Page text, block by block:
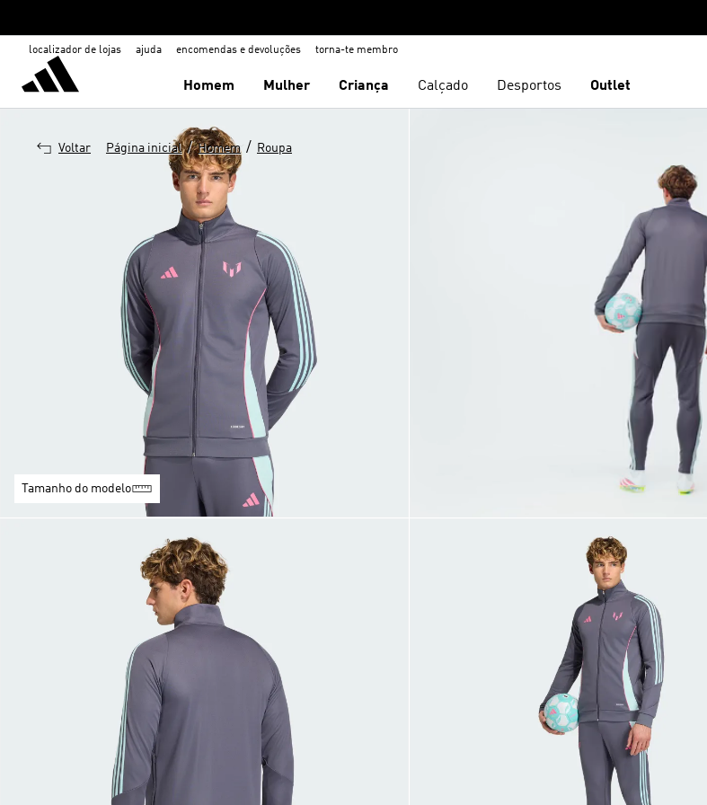
localizador de lojas ajuda encomendas e devoluções torna-te membro
Homem Mulher Criança Calçado Desportos Outlet
Voltar Página inicial / Homem / Roupa
Tamanho do modelo